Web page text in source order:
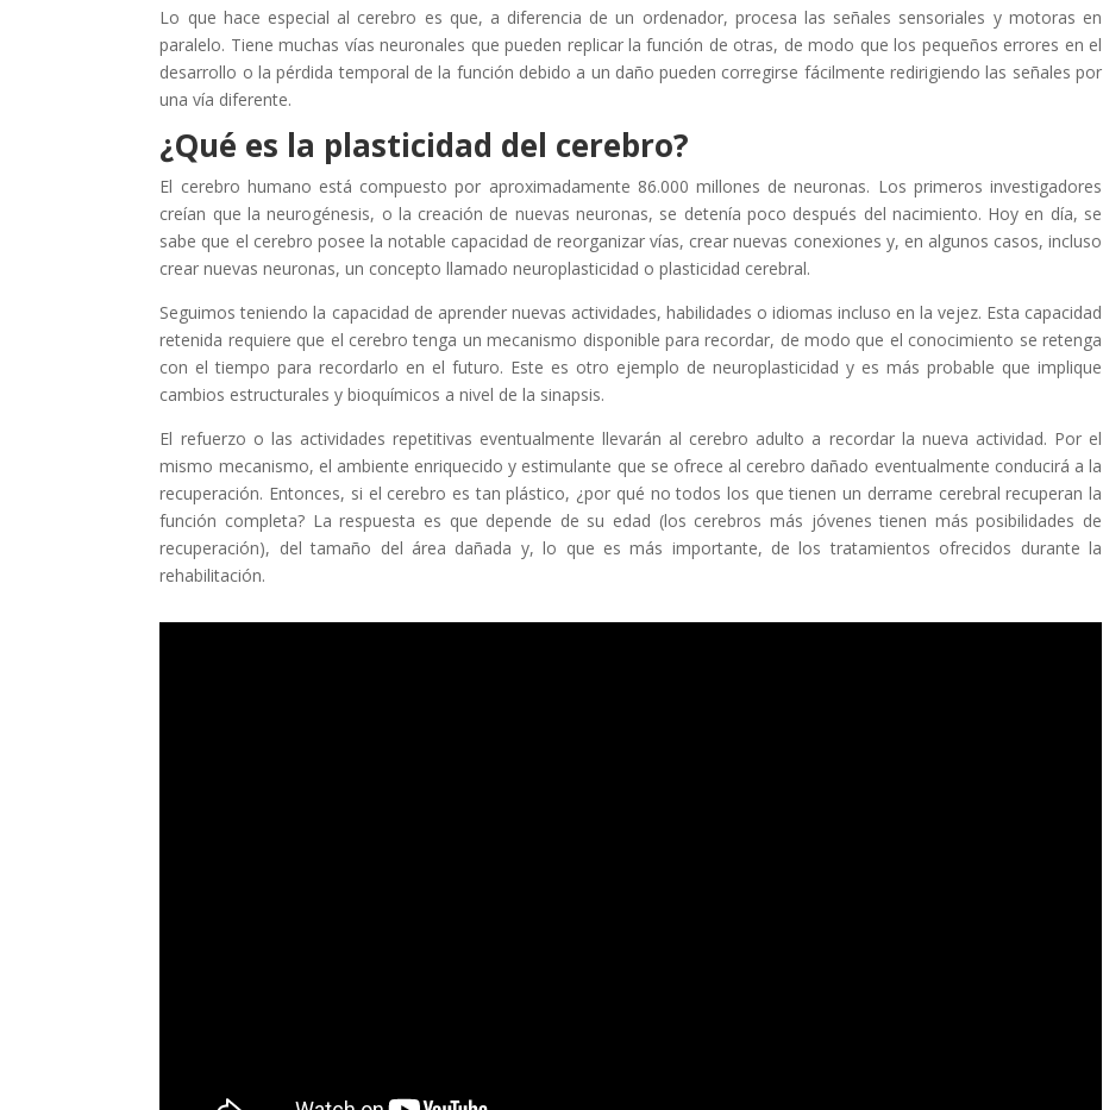
Lo que hace especial al cerebro es que, a diferencia de un ordenador, procesa las señales sensoriales y motoras en
paralelo. Tiene muchas vías neuronales que pueden replicar la función de otras, de modo que los pequeños errores en el
desarrollo o la pérdida temporal de la función debido a un daño pueden corregirse fácilmente redirigiendo las señales por
una vía diferente.
¿Qué es la plasticidad del cerebro?
El cerebro humano está compuesto por aproximadamente 86.000 millones de neuronas. Los primeros investigadores
creían que la neurogénesis, o la creación de nuevas neuronas, se detenía poco después del nacimiento. Hoy en día, se
sabe que el cerebro posee la notable capacidad de reorganizar vías, crear nuevas conexiones y, en algunos casos, incluso
crear nuevas neuronas, un concepto llamado neuroplasticidad o plasticidad cerebral.
Seguimos teniendo la capacidad de aprender nuevas actividades, habilidades o idiomas incluso en la vejez. Esta capacidad
retenida requiere que el cerebro tenga un mecanismo disponible para recordar, de modo que el conocimiento se retenga
con el tiempo para recordarlo en el futuro. Este es otro ejemplo de neuroplasticidad y es más probable que implique
cambios estructurales y bioquímicos a nivel de la sinapsis.
El refuerzo o las actividades repetitivas eventualmente llevarán al cerebro adulto a recordar la nueva actividad. Por el
mismo mecanismo, el ambiente enriquecido y estimulante que se ofrece al cerebro dañado eventualmente conducirá a la
recuperación. Entonces, si el cerebro es tan plástico, ¿por qué no todos los que tienen un derrame cerebral recuperan la
función completa? La respuesta es que depende de su edad (los cerebros más jóvenes tienen más posibilidades de
recuperación), del tamaño del área dañada y, lo que es más importante, de los tratamientos ofrecidos durante la
rehabilitación.